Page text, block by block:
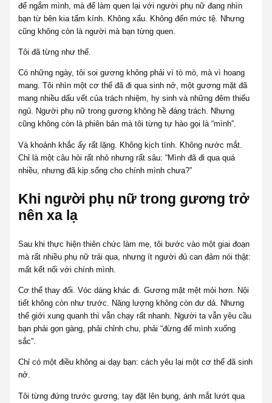
để ngắm mình, mà để làm quen lại với người phụ nữ đang nhìn
bạn từ bên kia tấm kính. Không xấu. Không đến mức tệ. Nhưng
cũng không còn là người mà bạn từng quen.
Tôi đã từng như thế.
Có những ngày, tôi soi gương không phải vì tò mò, mà vì hoang
mang. Tôi nhìn một cơ thể đã đi qua sinh nở, một gương mặt đã
mang nhiều dấu vết của trách nhiệm, hy sinh và những đêm thiếu
ngủ. Người phụ nữ trong gương không hề đáng trách. Nhưng
cũng không còn là phiên bản mà tôi từng tự hào gọi là “mình”.
Và khoảnh khắc ấy rất lặng. Không kịch tính. Không nước mắt.
Chỉ là một câu hỏi rất nhỏ nhưng rất sâu: “Mình đã đi qua quá
nhiều, nhưng đã kịp sống cho chính mình chưa?”
Khi người phụ nữ trong gương trở
nên xa lạ
Sau khi thực hiện thiên chức làm mẹ, tôi bước vào một giai đoạn
mà rất nhiều phụ nữ trải qua, nhưng ít người đủ can đảm nói thật:
mất kết nối với chính mình.
Cơ thể thay đổi. Vóc dáng khác đi. Gương mặt mệt mỏi hơn. Nội
tiết không còn như trước. Năng lượng không còn dư dả. Nhưng
thế giới xung quanh thì vẫn chạy rất nhanh. Người ta vẫn yêu cầu
bạn phải gọn gàng, phải chỉnh chu, phải “đừng để mình xuống
sắc”.
Chỉ có một điều không ai dạy bạn: cách yêu lại một cơ thể đã sinh
nở.
Tôi từng đứng trước gương, tay đặt lên bụng, ánh mắt lướt qua